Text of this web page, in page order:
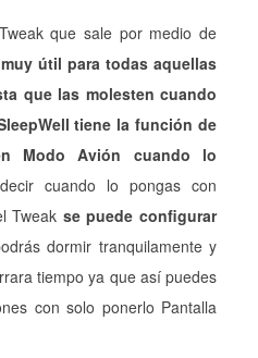
que sale por medio de
útil para todas aquellas
que las molesten cuando
tiene la función de
Modo Avión cuando lo
cuando lo pongas con
Tweak se puede configurar
dormir tranquilamente y
tiempo ya que así puedes
con solo ponerlo Pantalla